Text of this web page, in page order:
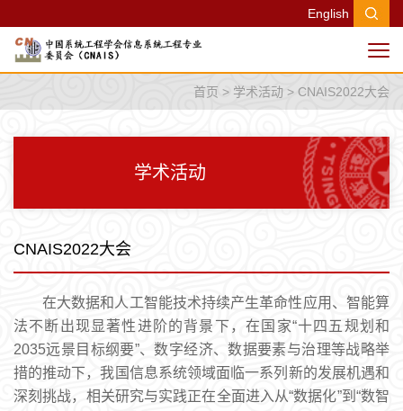
English
首页 > 学术活动 > CNAIS2022大会
学术活动
CNAIS2022大会
在大数据和人工智能技术持续产生革命性应用、智能算
法不断出现显著性进阶的背景下，在国家“十四五规划和
2035远景目标纲要”、数字经济、数据要素与治理等战略举
措的推动下，我国信息系统领域面临一系列新的发展机遇和
深刻挑战，相关研究与实践正在全面进入从“数据化”到“数智